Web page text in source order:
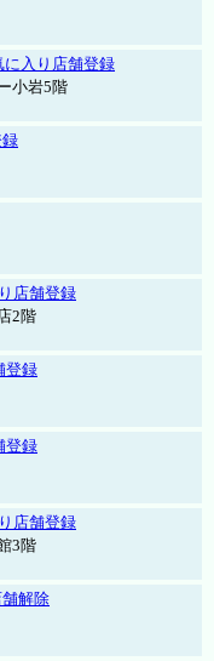
に入り店舗登録
小岩5階
店舗登録
2階
登録
登録
店舗登録
3階
解除